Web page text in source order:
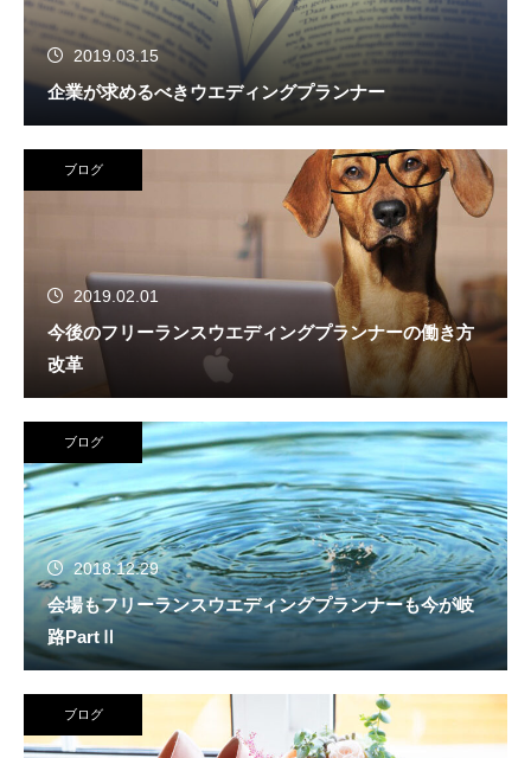
2019.03.15
企業が求めるべきウエディングプランナー
ブログ
2019.02.01
今後のフリーランスウエディングプランナーの働き方
改革
ブログ
2018.12.29
会場もフリーランスウエディングプランナーも今が岐
路PartⅡ
ブログ